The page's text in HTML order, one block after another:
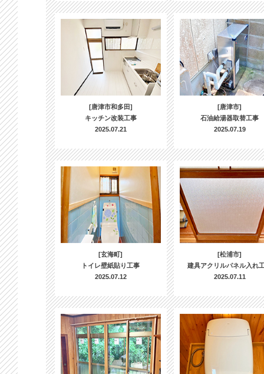
[唐津市和多田]
キッチン改装工事
2025.07.21
[唐津市]
石油給湯器取替工事
2025.07.19
[玄海町]
トイレ壁紙貼り工事
2025.07.12
[松浦市]
建具アクリルパネル入れ
2025.07.11